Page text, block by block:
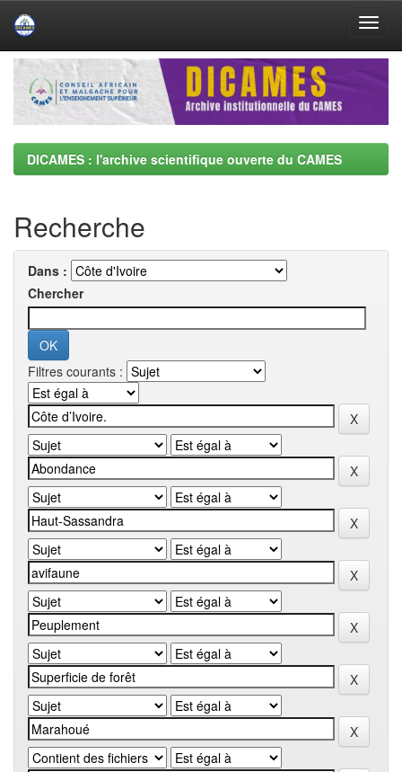
Skip
navigation
DICAMES : l'archive scientifique ouverte du CAMES
Recherche
Dans :
Chercher
Filtres courants :